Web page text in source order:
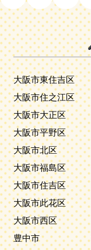
大阪市東住吉区
大阪市住之江区
大阪市大正区
大阪市平野区
大阪市北区
大阪市福島区
大阪市住吉区
大阪市此花区
大阪市西区
豊中市